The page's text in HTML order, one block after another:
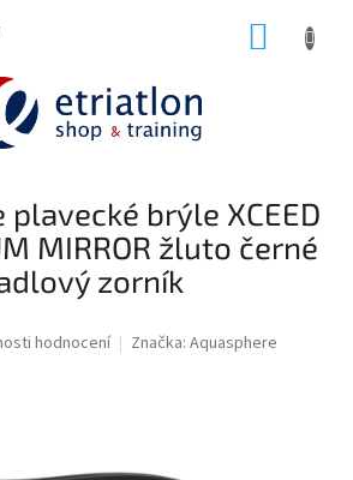
plavecké brýle XCEED
MIRROR žluto černé
zorník
hodnocení Značka: Aquasphere
- Chat